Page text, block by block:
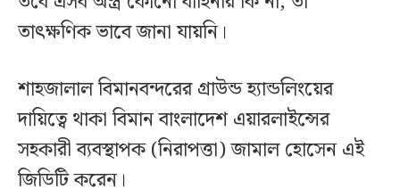
তাৎক্ষণিক ভাবে জানা যায়নি।
শাহজালাল বিমানবন্দরের গ্রাউন্ড হ্যান্ডলিংয়ের
দায়িত্বে থাকা বিমান বাংলাদেশ এয়ারলাইন্সের
সহকারী ব্যবস্থাপক (নিরাপত্তা) জামাল হোসেন এই
জিডিটি করেন।